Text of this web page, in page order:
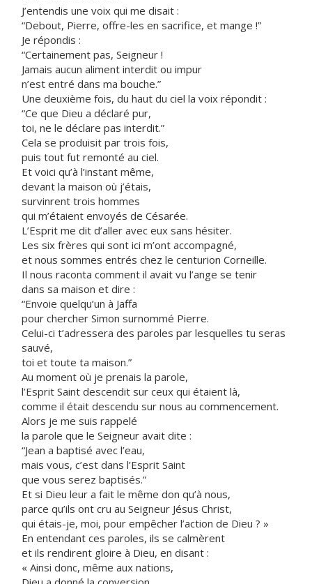
J’entendis une voix qui me disait :
“Debout, Pierre, offre-les en sacrifice, et mange !”
Je répondis :
“Certainement pas, Seigneur !
Jamais aucun aliment interdit ou impur
n’est entré dans ma bouche.”
Une deuxième fois, du haut du ciel la voix répondit :
“Ce que Dieu a déclaré pur,
toi, ne le déclare pas interdit.”
Cela se produisit par trois fois,
puis tout fut remonté au ciel.
Et voici qu’à l’instant même,
devant la maison où j’étais,
survinrent trois hommes
qui m’étaient envoyés de Césarée.
L’Esprit me dit d’aller avec eux sans hésiter.
Les six frères qui sont ici m’ont accompagné,
et nous sommes entrés chez le centurion Corneille.
Il nous raconta comment il avait vu l’ange se tenir
dans sa maison et dire :
“Envoie quelqu’un à Jaffa
pour chercher Simon surnommé Pierre.
Celui-ci t’adressera des paroles par lesquelles tu seras
sauvé,
toi et toute ta maison.”
Au moment où je prenais la parole,
l’Esprit Saint descendit sur ceux qui étaient là,
comme il était descendu sur nous au commencement.
Alors je me suis rappelé
la parole que le Seigneur avait dite :
“Jean a baptisé avec l’eau,
mais vous, c’est dans l’Esprit Saint
que vous serez baptisés.”
Et si Dieu leur a fait le même don qu’à nous,
parce qu’ils ont cru au Seigneur Jésus Christ,
qui étais-je, moi, pour empêcher l’action de Dieu ? »
En entendant ces paroles, ils se calmèrent
et ils rendirent gloire à Dieu, en disant :
« Ainsi donc, même aux nations,